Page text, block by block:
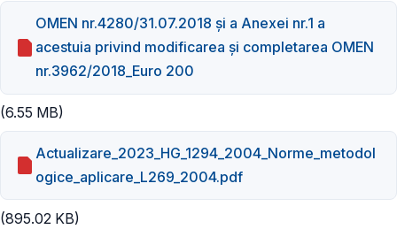
OMEN nr.4280/31.07.2018 și a Anexei nr.1 a
acestuia privind modificarea și completarea OMEN
nr.3962/2018_Euro 200
(6.55 MB)
Actualizare_2023_HG_1294_2004_Norme_metodol
ogice_aplicare_L269_2004.pdf
(895.02 KB)